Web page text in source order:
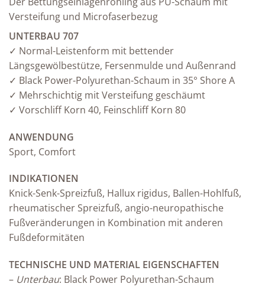
Versteifung und Microfaserbezug
UNTERBAU 707
✓ Normal-Leistenform mit bettender
Längsgewölbestütze, Fersenmulde und Außenrand
✓ Black Power-Polyurethan-Schaum in 35° Shore A
✓ Mehrschichtig mit Versteifung geschäumt
✓ Vorschliff Korn 40, Feinschliff Korn 80
ANWENDUNG
Sport, Comfort
INDIKATIONEN
Knick-Senk-Spreizfuß, Hallux rigidus, Ballen-Hohlfuß,
rheumatischer Spreizfuß, angio-neuropathische
Fußveränderungen in Kombination mit anderen
Fußdeformitäten
TECHNISCHE UND MATERIAL EIGENSCHAFTEN
– Unterbau: Black Power Polyurethan-Schaum